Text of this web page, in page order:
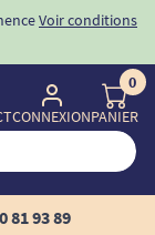
Voir conditions
CONNEXION
0
PANIER
81 93 89